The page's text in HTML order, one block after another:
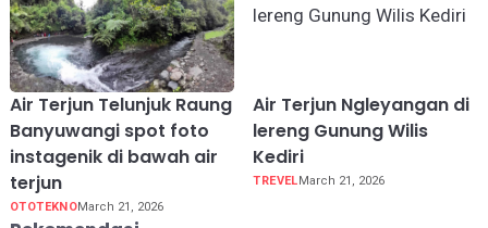
Air Terjun Telunjuk Raung
Banyuwangi spot foto
instagenik di bawah air
terjun
OTOTEKNOMarch 21, 2026
Air Terjun Ngleyangan di
lereng Gunung Wilis
Kediri
TREVELMarch 21, 2026